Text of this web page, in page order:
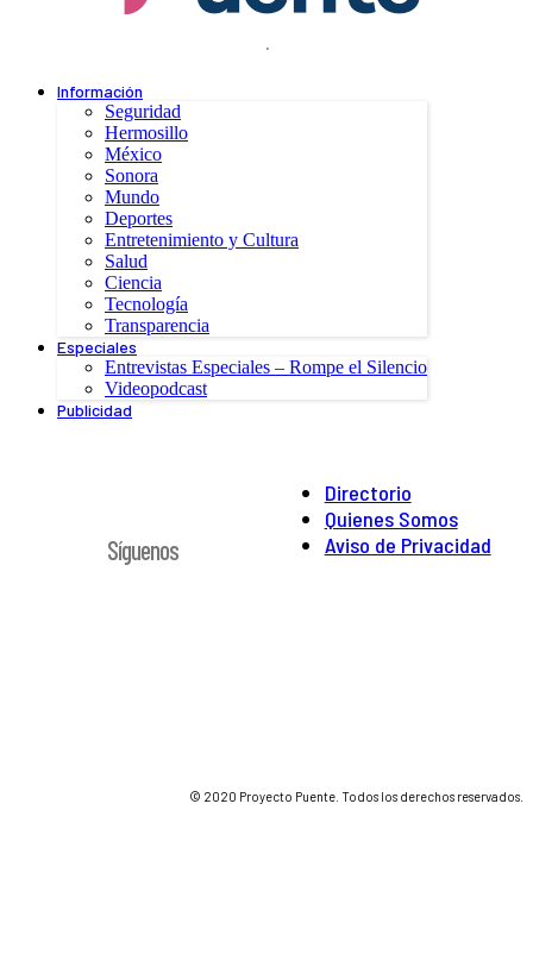
.
Información
Seguridad
Hermosillo
México
Sonora
Mundo
Deportes
Entretenimiento y Cultura
Salud
Ciencia
Tecnología
Transparencia
Especiales
Entrevistas Especiales – Rompe el Silencio
Videopodcast
Publicidad
Directorio
Quienes Somos
Aviso de Privacidad
Síguenos
© 2020 Proyecto Puente. Todos los derechos reservados.